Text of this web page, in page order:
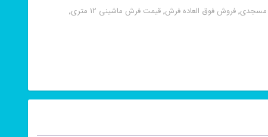
,فروش فوق العاده فرش,قیمت فرش ماشینی 12 متری
,